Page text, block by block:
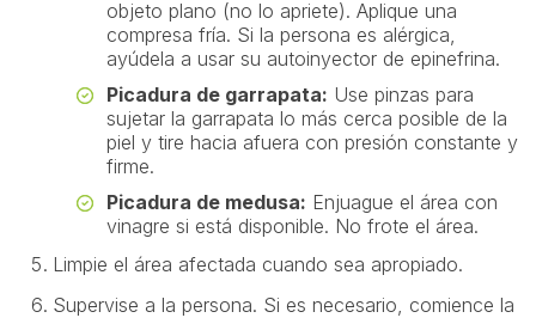
objeto plano (no lo apriete). Aplique una
compresa fría. Si la persona es alérgica,
ayúdela a usar su autoinyector de epinefrina.
Picadura de garrapata: Use pinzas para
sujetar la garrapata lo más cerca posible de la
piel y tire hacia afuera con presión constante y
firme.
Picadura de medusa: Enjuague el área con
vinagre si está disponible. No frote el área.
Limpie el área afectada cuando sea apropiado.
Supervise a la persona. Si es necesario, comience la